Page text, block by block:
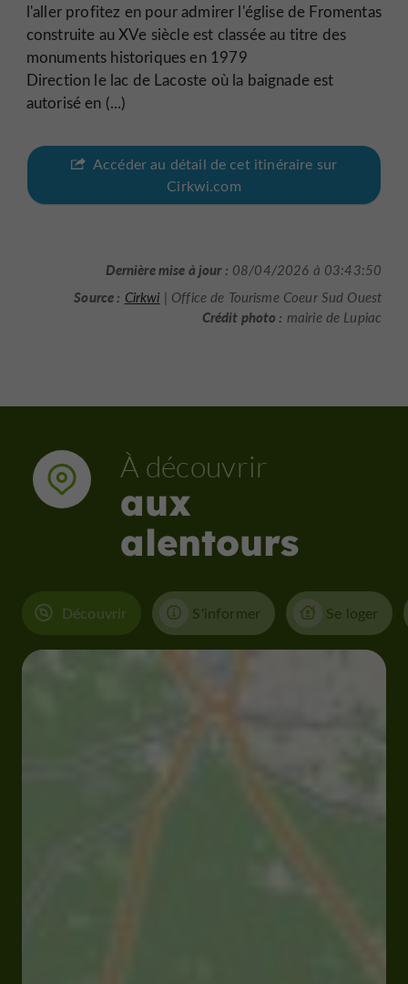
l'aller profitez en pour admirer l'église de Fromentas
construite au XVe siècle est classée au titre des
monuments historiques en 1979
Direction le lac de Lacoste où la baignade est
autorisé en (...)
Accéder au détail de cet itinéraire sur
Cirkwi.com
Dernière mise à jour : 08/04/2026 à 03:43:50
Source : Cirkwi | Office de Tourisme Coeur Sud Ouest
Crédit photo : mairie de Lupiac
À découvrir
aux
alentours
Découvrir S'informer Se loger